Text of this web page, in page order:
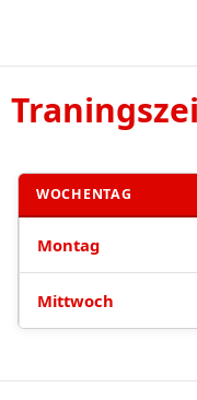
WOCHENTAG
Montag
Mittwoch